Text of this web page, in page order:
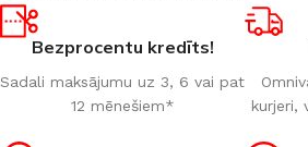
Bezprocentu kredīts!
Sadali maksājumu uz 3, 6 vai pat
12 mēnešiem*
kurjeri,